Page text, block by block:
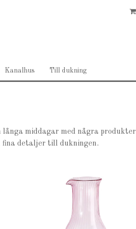
Kanalhus Till dukning
middagar med några produkter
detaljer till dukningen.